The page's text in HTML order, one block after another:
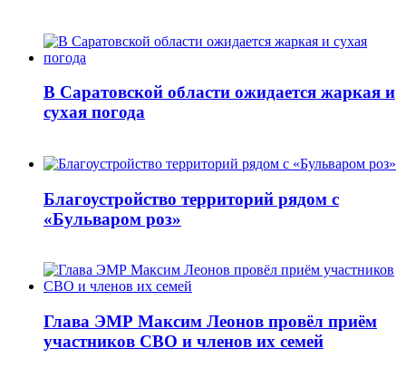
В Саратовской области ожидается жаркая и
сухая погода
Благоустройство территорий рядом с
«Бульваром роз»
Глава ЭМР Максим Леонов провёл приём
участников СВО и членов их семей